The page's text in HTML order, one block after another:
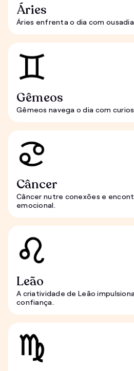
Áries
Áries enfrenta o dia com
Gêmeos
Gêmeos navega o dia com
Câncer
Câncer nutre conexões e
emocional.
Leão
A criatividade de Leão
confiança.